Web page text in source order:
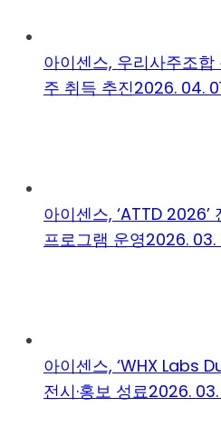
아이센스, 우리사주조
주 취득 추진2026. 04.
아이센스, ‘ATTD 2026’
프로그램 운영2026. 03.
아이센스, ‘WHX Labs
전시·홍보 성료2026.